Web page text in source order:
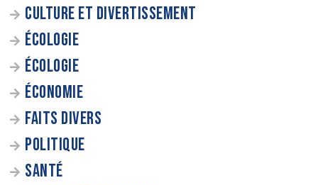
CULTURE ET DIVERTISSEMENT
ÉCOLOGIE
ÉCOLOGIE
ÉCONOMIE
FAITS DIVERS
POLITIQUE
SANTÉ